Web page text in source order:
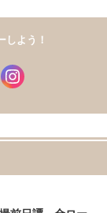
しよう！